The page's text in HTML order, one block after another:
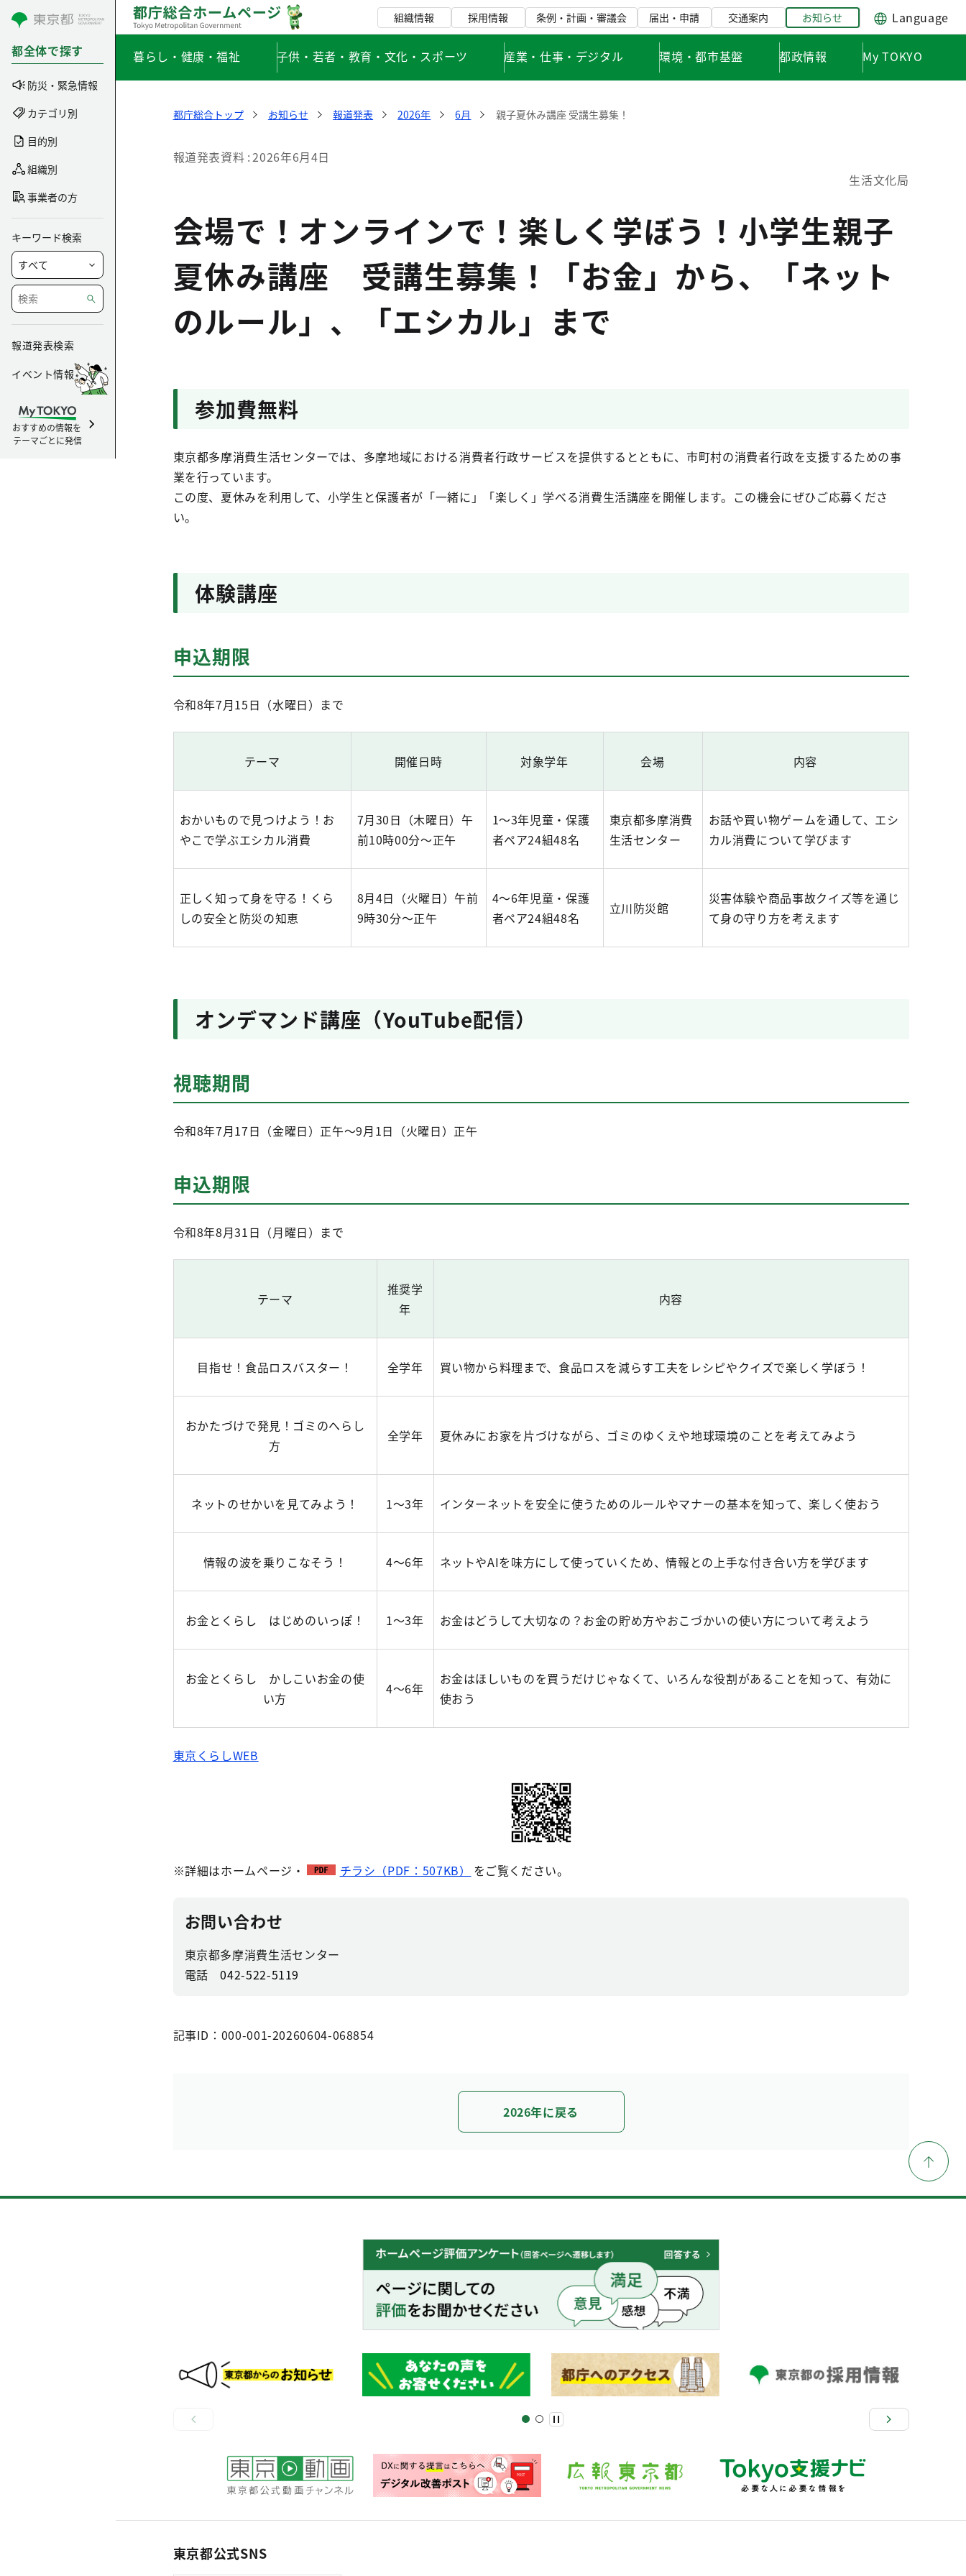
コンテンツにスキップ
都全体で探す
防災・緊急情報
カテゴリ別
目的別
組織別
事業者の方
キーワード検索
報道発表検索
イベント情報
おすすめの情報を
テーマごとに発信
組織情報 採用情報 条例・計画・審議会 届出・申請 交通案内 お知らせ Language
暮らし・健康・福祉 子供・若者・教育・文化・スポーツ 産業・仕事・デジタル 環境・都市基盤 都政情報 My TOKYO
都庁総合トップ お知らせ 報道発表 2026年 6月 親子夏休み講座 受講生募集！
報道発表資料 2026年6月4日
生活文化局
会場で！オンラインで！楽しく学ぼう！小学生親子
夏休み講座 受講生募集！「お金」から、「ネット
のルール」、「エシカル」まで
参加費無料
東京都多摩消費生活センターでは、多摩地域における消費者行政サービスを提供するとともに、市町村の消費者行政を支援するための事
業を行っています。
この度、夏休みを利用して、小学生と保護者が「一緒に」「楽しく」学べる消費生活講座を開催します。この機会にぜひご応募くださ
い。
体験講座
申込期限
令和8年7月15日（水曜日）まで
テーマ 開催日時 対象学年 会場 内容
おかいもので見つけよう！お
やこで学ぶエシカル消費
7月30日（木曜日）午
前10時00分～正午
1～3年児童・保護
者ペア24組48名
東京都多摩消費
生活センター
お話や買い物ゲームを通して、エシ
カル消費について学びます
正しく知って身を守る！くら
しの安全と防災の知恵
8月4日（火曜日）午前
9時30分～正午
4～6年児童・保護
者ペア24組48名
立川防災館
災害体験や商品事故クイズ等を通じ
て身の守り方を考えます
オンデマンド講座（YouTube配信）
視聴期間
令和8年7月17日（金曜日）正午～9月1日（火曜日）正午
申込期限
令和8年8月31日（月曜日）まで
テーマ
推奨学
年
内容
目指せ！食品ロスバスター！ 全学年 買い物から料理まで、食品ロスを減らす工夫をレシピやクイズで楽しく学ぼう！
おかたづけで発見！ゴミのへらし
方
全学年 夏休みにお家を片づけながら、ゴミのゆくえや地球環境のことを考えてみよう
ネットのせかいを見てみよう！ 1～3年 インターネットを安全に使うためのルールやマナーの基本を知って、楽しく使おう
情報の波を乗りこなそう！ 4～6年 ネットやAIを味方にして使っていくため、情報との上手な付き合い方を学びます
お金とくらし はじめのいっぽ！ 1～3年 お金はどうして大切なの？お金の貯め方やおこづかいの使い方について考えよう
お金とくらし かしこいお金の使
い方
4～6年
お金はほしいものを買うだけじゃなくて、いろんな役割があることを知って、有効に
使おう
東京くらしWEB
※詳細はホームページ・ チラシ（PDF：507KB） をご覧ください。
お問い合わせ
東京都多摩消費生活センター
電話042-522-5119
記事ID：000-001-20260604-068854
2026年に戻る
東京都公式SNS